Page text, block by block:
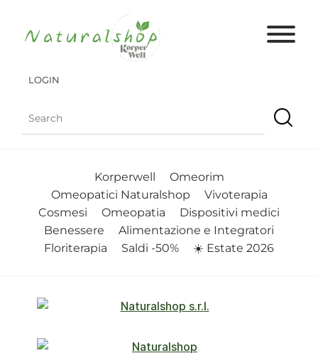
LOGIN
Korperwell
Omeorim
Omeopatici Naturalshop
Vivoterapia
Cosmesi
Omeopatia
Dispositivi medici
Benessere
Alimentazione e Integratori
Floriterapia
Saldi -50% ☀️ Estate 2026